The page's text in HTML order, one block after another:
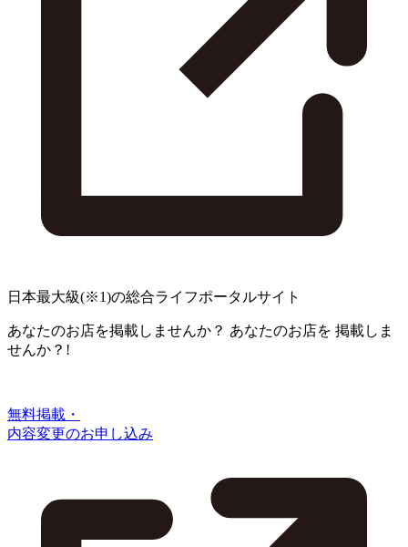
日本最大級(※1)の総合ライフポータルサイト
あなたのお店を掲載しませんか？ あなたのお店を 掲載しま
せんか？!
無料掲載・
内容変更のお申し込み